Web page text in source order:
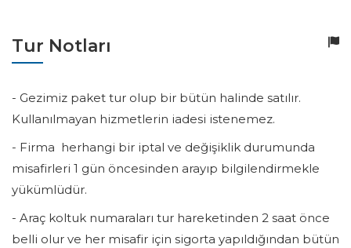
Tur Notları
- Gezimiz paket tur olup bir bütün halinde satılır.
Kullanılmayan hizmetlerin iadesi istenemez.
- Firma herhangi bir iptal ve değişiklik durumunda
misafirleri 1 gün öncesinden arayıp bilgilendirmekle
yükümlüdür.
- Araç koltuk numaraları tur hareketinden 2 saat önce
belli olur ve her misafir için sigorta yapıldığından bütün